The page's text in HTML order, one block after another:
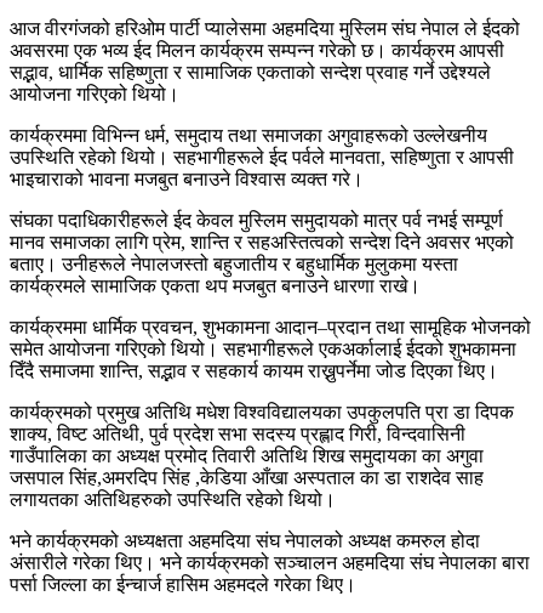
आज वीरगंजको हरिओम पार्टी प्यालेसमा अहमदिया मुस्लिम संघ नेपाल ले ईदको
अवसरमा एक भव्य ईद मिलन कार्यक्रम सम्पन्न गरेको छ। कार्यक्रम आपसी
सद्भाव, धार्मिक सहिष्णुता र सामाजिक एकताको सन्देश प्रवाह गर्ने उद्देश्यले
आयोजना गरिएको थियो।
कार्यक्रममा विभिन्न धर्म, समुदाय तथा समाजका अगुवाहरूको उल्लेखनीय
उपस्थिति रहेको थियो। सहभागीहरूले ईद पर्वले मानवता, सहिष्णुता र आपसी
भाइचाराको भावना मजबुत बनाउने विश्वास व्यक्त गरे।
संघका पदाधिकारीहरूले ईद केवल मुस्लिम समुदायको मात्र पर्व नभई सम्पूर्ण
मानव समाजका लागि प्रेम, शान्ति र सहअस्तित्वको सन्देश दिने अवसर भएको
बताए। उनीहरूले नेपालजस्तो बहुजातीय र बहुधार्मिक मुलुकमा यस्ता
कार्यक्रमले सामाजिक एकता थप मजबुत बनाउने धारणा राखे।
कार्यक्रममा धार्मिक प्रवचन, शुभकामना आदान–प्रदान तथा सामूहिक भोजनको
समेत आयोजना गरिएको थियो। सहभागीहरूले एकअर्कालाई ईदको शुभकामना
दिँदै समाजमा शान्ति, सद्भाव र सहकार्य कायम राख्नुपर्नेमा जोड दिएका थिए।
कार्यक्रमको प्रमुख अतिथि मधेश विश्वविद्यालयका उपकुलपति प्रा डा दिपक
शाक्य, विष्ट अतिथी, पुर्व प्रदेश सभा सदस्य प्रह्लाद गिरी, विन्दवासिनी
गाउँपालिका का अध्यक्ष प्रमोद तिवारी अतिथि शिख समुदायका का अगुवा
जसपाल सिंह,अमरदिप सिंह ,केडिया आँखा अस्पताल का डा राशदेव साह
लगायतका अतिथिहरुको उपस्थिति रहेको थियो।
भने कार्यक्रमको अध्यक्षता अहमदिया संघ नेपालको अध्यक्ष कमरुल होदा
अंसारीले गरेका थिए। भने कार्यक्रमको सञ्चालन अहमदिया संघ नेपालका बारा
पर्सा जिल्ला का ईन्चार्ज हासिम अहमदले गरेका थिए।